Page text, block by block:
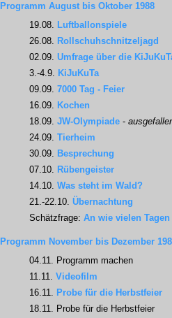
Programm August bis Oktober 1988
19.08. Luftballonspiele
26.08. Rollschuhschnitzeljagd
02.09. Umfrage über die
3.-4.9. KiJuKuTa
09.09. 7000 Tag - Feier
16.09. Kochen
18.09. JW-Olympiade -
24.09. Tierheim
30.09. Besprechung
07.10. Rübengeister
14.10. Was steht im Wald?
21.-22.10. Übernachtung
Schätzfrage: An wie vielen
Programm November bis Dezember
04.11. Programm machen
11.11. Videofilm
16.11. Probe für die Herbstfeier
18.11. Probe für die Herbstfeier